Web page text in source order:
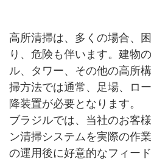
高所清掃は、多くの場合、
り、危険も伴います。建物
ル、タワー、その他の高所
掃方法では通常、足場、ロ
降装置が必要となります。
ブラジルでは、当社のお客
ン清掃システムを実際の作
の運用後に好意的なフィー